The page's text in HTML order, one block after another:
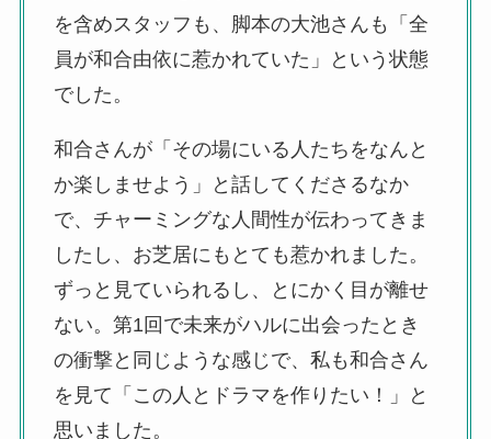
を含めスタッフも、脚本の大池さんも「全
員が和合由依に惹かれていた」という状態
でした。
和合さんが「その場にいる人たちをなんと
か楽しませよう」と話してくださるなか
で、チャーミングな人間性が伝わってきま
したし、お芝居にもとても惹かれました。
ずっと見ていられるし、とにかく目が離せ
ない。第1回で未来がハルに出会ったとき
の衝撃と同じような感じで、私も和合さん
を見て「この人とドラマを作りたい！」と
思いました。